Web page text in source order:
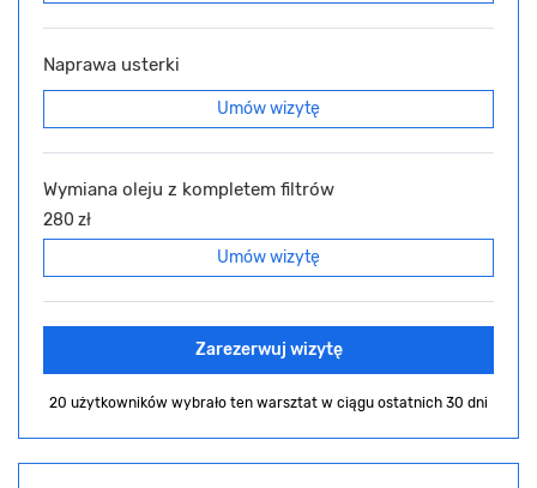
Naprawa usterki
Umów wizytę
Wymiana oleju z kompletem filtrów
280 zł
Umów wizytę
Zarezerwuj wizytę
20 użytkowników wybrało ten warsztat w ciągu ostatnich 30 dni